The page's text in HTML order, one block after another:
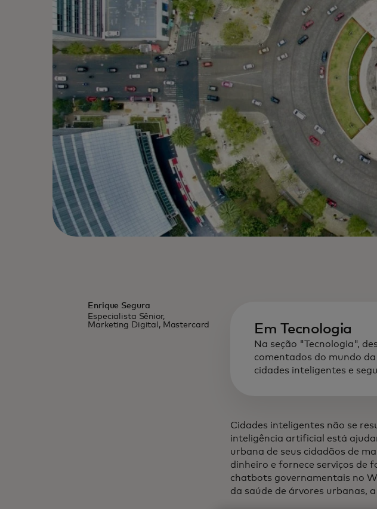
Enrique Segura
Especialista Sênior,
Marketing Digital, Mastercard
Em Tecnologia
Na seção "Tecnologia",
comentados do mundo
cidades inteligentes e
Cidades inteligentes não se
inteligência artificial está
urbana de seus cidadãos de
dinheiro e fornece serviços de
chatbots governamentais no
da saúde de árvores urbanas,